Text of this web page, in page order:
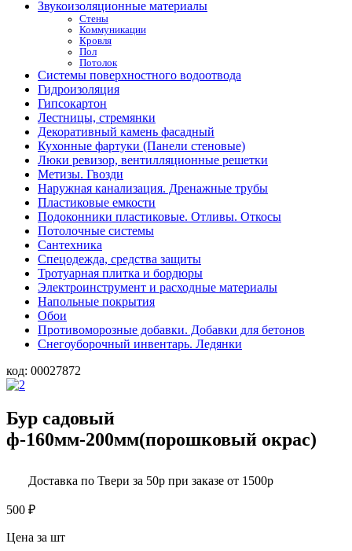
Звукоизоляционные материалы
Стены
Коммуникации
Кровля
Пол
Потолок
Системы поверхностного водоотвода
Гидроизоляция
Гипсокартон
Лестницы, стремянки
Декоративный камень фасадный
Кухонные фартуки (Панели стеновые)
Люки ревизор, вентилляционные решетки
Метизы. Гвозди
Наружная канализация. Дренажные трубы
Пластиковые емкости
Подоконники пластиковые. Отливы. Откосы
Потолочные системы
Сантехника
Спецодежда, средства защиты
Тротуарная плитка и бордюры
Электроинструмент и расходные материалы
Напольные покрытия
Обои
Противоморозные добавки. Добавки для бетонов
Снегоуборочный инвентарь. Ледянки
код: 00027872
Бур садовый
ф-160мм-200мм(порошковый окрас)
Доставка по Твери за 50р при заказе от 1500р
500 ₽
Цена за шт